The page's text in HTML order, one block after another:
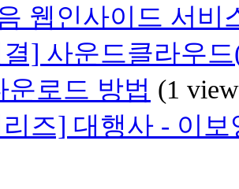
웹인사이드 서비
] 사운드클라우
운로드 방법 (1
즈] 대행사 - 이보